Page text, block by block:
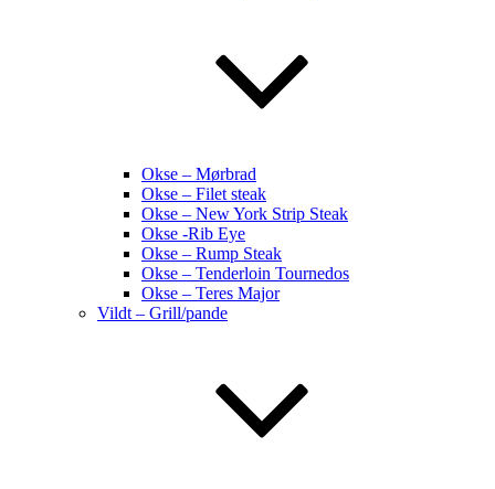
Okse – Mørbrad
Okse – Filet steak
Okse – New York Strip Steak
Okse -Rib Eye
Okse – Rump Steak
Okse – Tenderloin Tournedos
Okse – Teres Major
Vildt – Grill/pande